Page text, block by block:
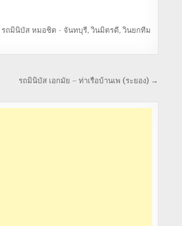
รถมินิบัส หมอชิต - จันทบุรี, วินมิตรดี, วินยกทีม
รถมินิบัส เอกมัย – ท่าเรือบ้านเพ (ระยอง) →